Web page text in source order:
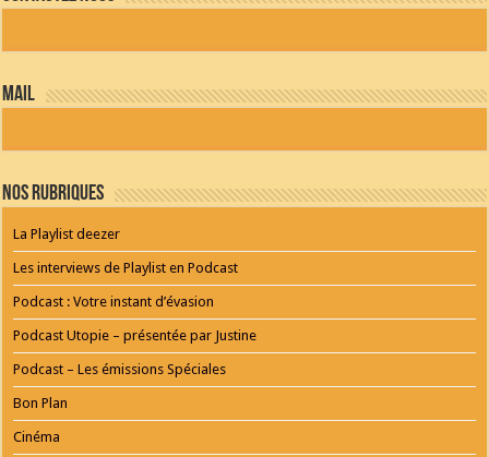
and
by
WordPress
SERVICE
ONLINE
AGENTUR
MAINZ
Playlist
mail
Nos Rubriques
La Playlist deezer
Les interviews de Playlist en Podcast
Podcast : Votre instant d’évasion
Podcast Utopie – présentée par Justine
Podcast – Les émissions Spéciales
Bon Plan
Cinéma